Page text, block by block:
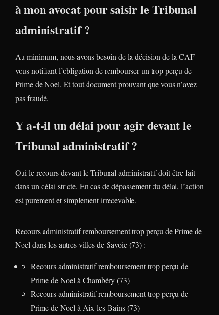
à mon avocat pour saisir le Tribunal
administratif ?
Au minimum, nous avons besoin de la décision de la CAF
vous notifiant l’obligation de rembourser un trop perçu de
Prime de Noel. Et tout document prouvant que vous n’avez
pas fraudé.
Y a-t-il un délai pour agir devant le
Tribunal administratif ?
Oui le recours devant le Tribunal administratif doit être fait
dans un délai stricte. En cas de dépassement du délai, l’action
est purement et simplement irrecevable.
Recours administratif remboursement trop perçu de Prime de
Noel dans les autres villes de Savoie (73) :
Recours administratif remboursement trop perçu de
Prime de Noel à Chambéry (73)
Recours administratif remboursement trop perçu de
Prime de Noel à Aix-les-Bains (73)